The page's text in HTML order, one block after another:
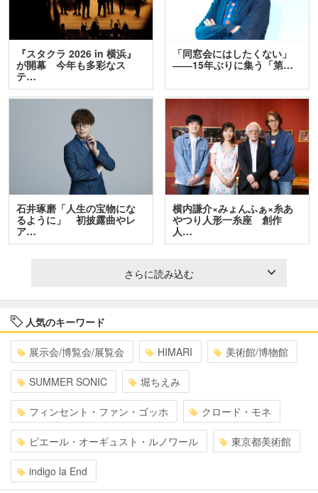
『スタクラ 2026 in 横浜』
が開幕 今年も多彩なス
テ…
「同窓会にはしたくない」
――15年ぶりに集う「第…
石井琢磨「人生の宝物にな
るように」 初披露曲やレ
ア…
横内謙介×みょんふぁ×糸あ
やつり人形一糸座 創作
人…
さらに読み込む
人気のキーワード
展示会/博覧会/展覧会 HIMARI 美術館/博物館
SUMMER SONIC 堀ちえみ
フィンセント・ファン・ゴッホ クロード・モネ
ピエール・オーギュスト・ルノワール 東京都美術館
indigo la End